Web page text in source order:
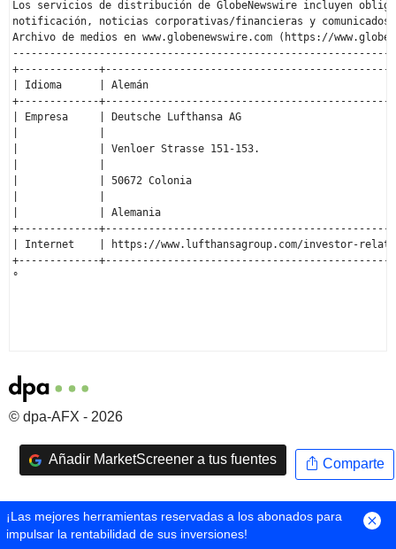
© dpa-AFX - 2026
Añadir MarketScreener a tus fuentes Comparte
¡Las mejores herramientas reservadas a los abonados para
impulsar la rentabilidad de sus inversiones!